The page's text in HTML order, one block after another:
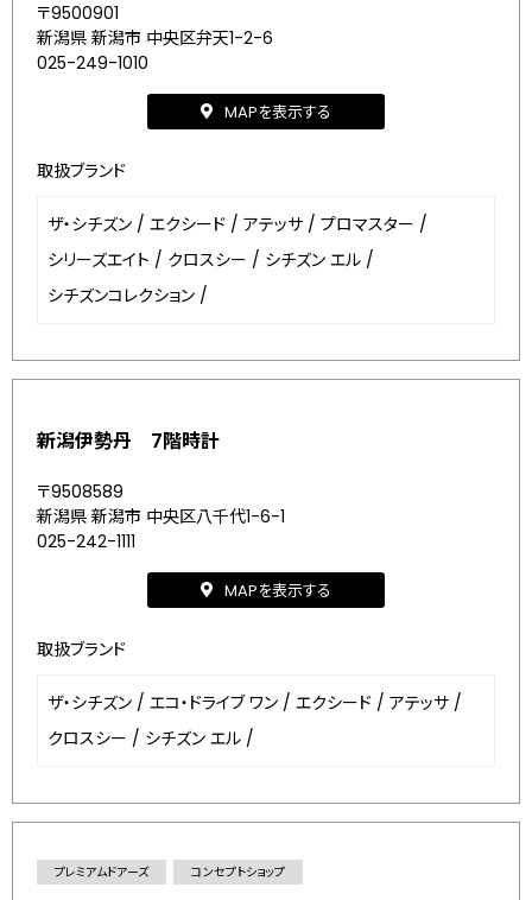
〒9500901
新潟県 新潟市 中央区弁天1-2-6
025-249-1010
MAPを表示する
取扱ブランド
ザ・シチズン / エクシード / アテッサ / プロマスター /
シリーズエイト / クロスシー / シチズン エル /
シチズンコレクション /
新潟伊勢丹 7階時計
〒9508589
新潟県 新潟市 中央区八千代1-6-1
025-242-1111
MAPを表示する
取扱ブランド
ザ・シチズン / エコ・ドライブ ワン / エクシード / アテッサ /
クロスシー / シチズン エル /
プレミアムドアーズ コンセプトショップ